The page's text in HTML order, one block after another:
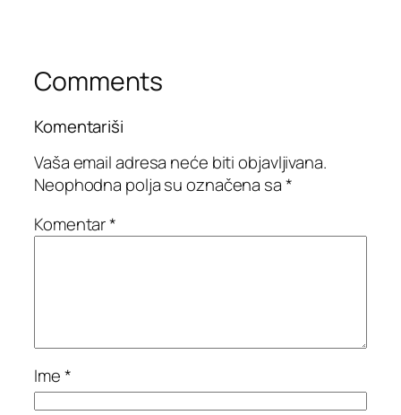
Comments
Komentariši
Vaša email adresa neće biti objavljivana.
Neophodna polja su označena sa*
Komentar*
Ime*